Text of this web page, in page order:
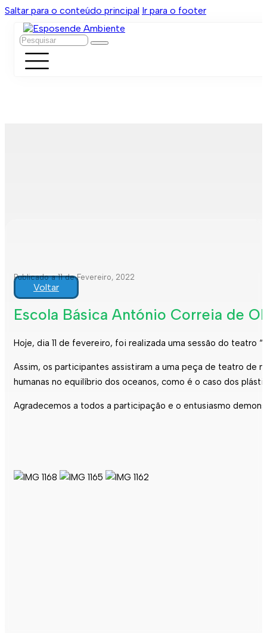
Saltar para o conteúdo principal Ir para o footer
Pesquisar
Publicado a 11 de Fevereiro, 2022
Voltar
Escola Básica António Correia de
Hoje, dia 11 de fevereiro, foi realizada uma sessão do teatro
Assim, os participantes assistiram a uma peça de teatro de
humanas no equilíbrio dos oceanos, como é o caso dos
Agradecemos a todos a participação e o entusiasmo